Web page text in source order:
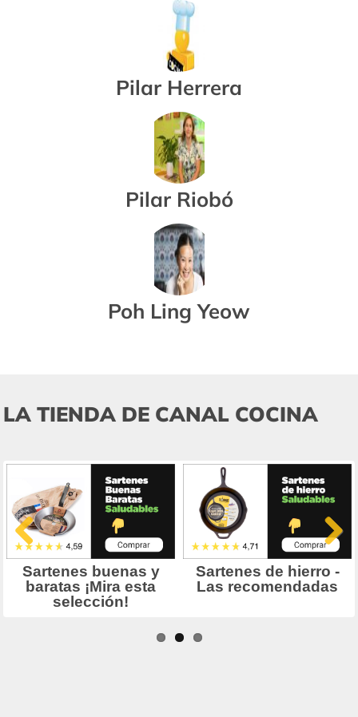
Pilar Herrera
Pilar Riobó
Poh Ling Yeow
LA TIENDA DE CANAL COCINA